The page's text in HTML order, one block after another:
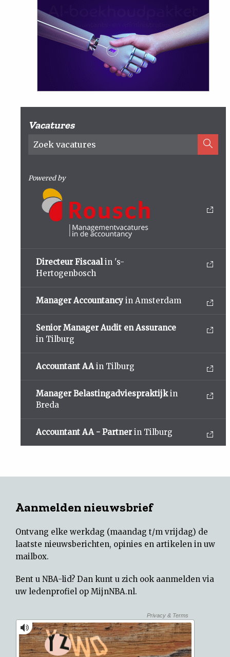
Vacatures
Powered by
Directeur Fiscaalin 's-
Hertogenbosch
Manager Accountancy in Amsterdam
Senior Manager Audit en Assurance
in Tilburg
Accountant AA in Tilburg
Manager Belastingadviespraktijkin
Breda
Accountant AA - Partner in Tilburg
Aanmelden nieuwsbrief
Ontvang elke werkdag (maandag t/m vrijdag) de
laatste nieuwsberichten, opinies en artikelen in uw
mailbox.
Bent u NBA-lid? Dan kunt u zich ook aanmelden via
uw ledenprofiel op MijnNBA.nl.